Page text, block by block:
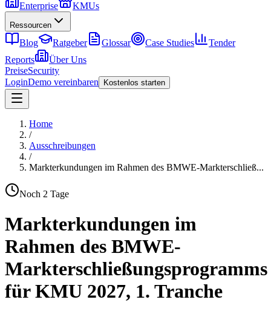
Enterprise
KMUs
Ressourcen
Blog Ratgeber Glossar Case Studies
Tender
Reports
Über Uns
PreiseSecurity
LoginDemo vereinbaren Kostenlos starten
Home
/
Ausschreibungen
/
Markterkundungen im Rahmen des BMWE-Markterschließ...
Noch 2 Tage
Markterkundungen im
Rahmen des BMWE-
Markterschließungsprogramms
für KMU 2027, 1. Tranche